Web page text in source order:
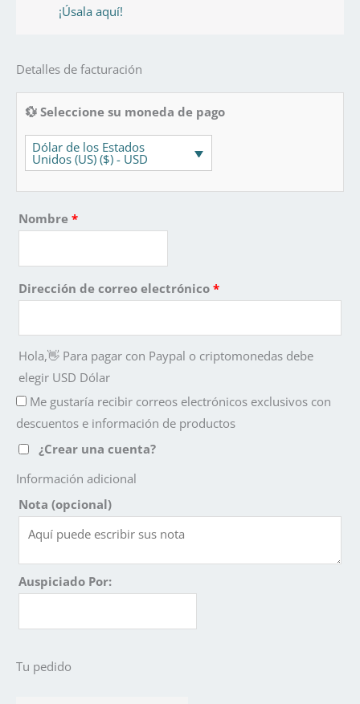
¡Úsala aquí!
Detalles de facturación
💱 Seleccione su moneda de pago
Dólar de los Estados
Unidos (US) ($) - USD
Nombre *
Dirección de correo electrónico *
Hola,👋 Para pagar con Paypal o criptomonedas debe
elegir USD Dólar
Me gustaría recibir correos electrónicos exclusivos con
descuentos e información de productos
¿Crear una cuenta?
Información adicional
Nota (opcional)
Auspiciado Por:
Tu pedido